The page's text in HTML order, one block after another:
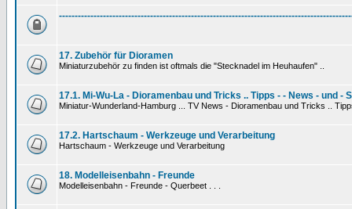
17. Zubehör für Dioramen
Miniaturzubehör zu finden ist oftmals die "Stecknadel im Heuhaufen" ..
17.1. Mi-Wu-La - Dioramenbau und Tricks .. Tipps - - News - und -
Miniatur-Wunderland-Hamburg ... TV News - Dioramenbau und Tricks ..
17.2. Hartschaum - Werkzeuge und Verarbeitung
Hartschaum - Werkzeuge und Verarbeitung
18. Modelleisenbahn - Freunde
Modelleisenbahn - Freunde - Querbeet . . .